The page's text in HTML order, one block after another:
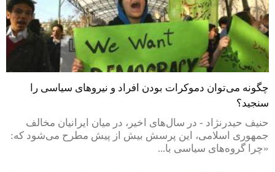
چگونه می‌توان دموکرات بودن افراد و نیروهای سیاسی را
سنجید؟
حنیف حیدرنژاد - در سال‌های اخیر، در میان ایرانیان مخالف
جمهوری اسلامی، این پرسش بیش از پیش مطرح می‌شود که:
«چرا گروه‌های سیاسی با...